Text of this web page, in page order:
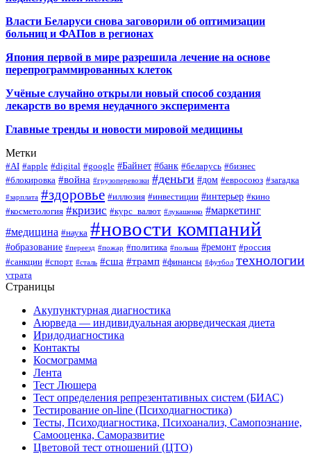
Власти Беларуси снова заговорили об оптимизации
больниц и ФАПов в регионах
Япония первой в мире разрешила лечение на основе
перепрограммированных клеток
Учёные случайно открыли новый способ создания
лекарств во время неудачного эксперимента
Главные тренды и новости мировой медицины
Метки
#AI #apple #digital #google #Байнет #банк #беларусь #бизнес
#блокировка #война #грузоперевозки #деньги #дом #евросоюз #загадка
#зарплата #здоровье #иллюзия #инвестиции #интерьер #кино
#косметология #кризис #курс_валют #лукашенко #маркетинг
#медицина #наука #новости компаний
#образование #переезд #пожар #политика #польша #ремонт #россия
#санкции #спорт #сталь #сша #трамп #финансы #футбол технологии
утрата
Страницы
Акупунктурная диагностика
Аюрведа — индивидуальная аюрведическая диета
Иридодиагностика
Контакты
Космограмма
Лента
Тест Люшера
Тест определения репрезентативных систем (БИАС)
Тестирование on-line (Психодиагностика)
Тесты, Психодиагностика, Психоанализ, Самопознание,
Самооценка, Саморазвитие
Цветовой тест отношений (ЦТО)